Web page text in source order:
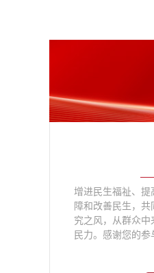
增进民生福祉、提
障和改善民生，
究之风，从群众中
民力。感谢您的参